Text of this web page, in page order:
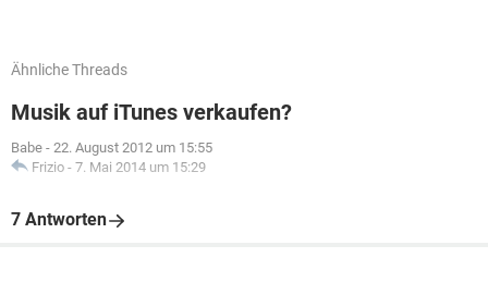
Ähnliche Threads
Musik auf iTunes verkaufen?
Babe - 22. August 2012 um 15:55
Frizio - 7. Mai 2014 um 15:29
7 Antworten